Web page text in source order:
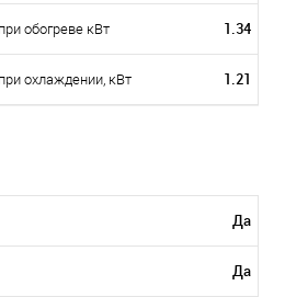
обогреве кВт 1.34
охлаждении, кВт 1.21
Да
Да